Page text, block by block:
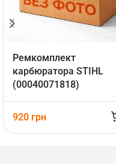
Ремкомплект
карбюратора STIHL
(00040071818)
920 грн